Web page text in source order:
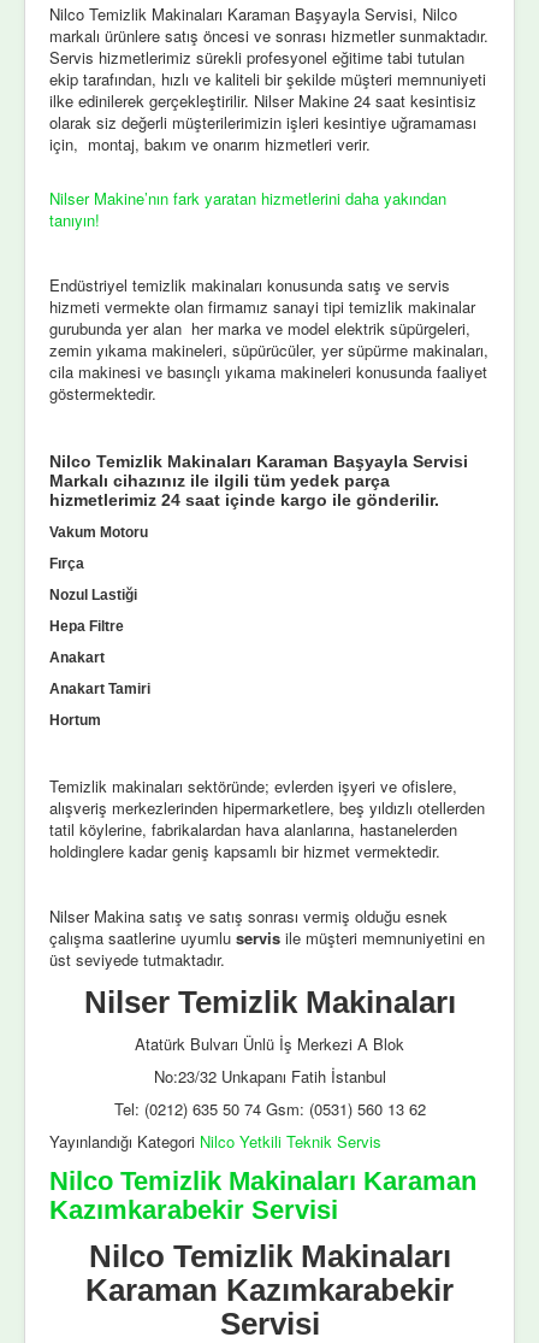
Nilco Temizlik Makinaları Karaman Başyayla Servisi, Nilco
markalı ürünlere satış öncesi ve sonrası hizmetler sunmaktadır.
Servis hizmetlerimiz sürekli profesyonel eğitime tabi tutulan
ekip tarafından, hızlı ve kaliteli bir şekilde müşteri memnuniyeti
ilke edinilerek gerçekleştirilir. Nilser Makine 24 saat kesintisiz
olarak siz değerli müşterilerimizin işleri kesintiye uğramaması
için, montaj, bakım ve onarım hizmetleri verir.
Nilser Makine’nın fark yaratan hizmetlerini daha yakından
tanıyın!
Endüstriyel temizlik makinaları konusunda satış ve servis
hizmeti vermekte olan firmamız sanayi tipi temizlik makinalar
gurubunda yer alan her marka ve model elektrik süpürgeleri,
zemin yıkama makineleri, süpürücüler, yer süpürme makinaları,
cila makinesi ve basınçlı yıkama makineleri konusunda faaliyet
göstermektedir.
Nilco Temizlik Makinaları Karaman Başyayla Servisi
Markalı cihazınız ile ilgili tüm yedek parça
hizmetlerimiz 24 saat içinde kargo ile gönderilir.
Vakum Motoru
Fırça
Nozul Lastiği
Hepa Filtre
Anakart
Anakart Tamiri
Hortum
Temizlik makinaları sektöründe; evlerden işyeri ve ofislere,
alışveriş merkezlerinden hipermarketlere, beş yıldızlı otellerden
tatil köylerine, fabrikalardan hava alanlarına, hastanelerden
holdinglere kadar geniş kapsamlı bir hizmet vermektedir.
Nilser Makina satış ve satış sonrası vermiş olduğu esnek
çalışma saatlerine uyumlu servis ile müşteri memnuniyetini en
üst seviyede tutmaktadır.
Nilser Temizlik Makinaları
Atatürk Bulvarı Ünlü İş Merkezi A Blok
No:23/32 Unkapanı Fatih İstanbul
Tel: (0212) 635 50 74 Gsm: (0531) 560 13 62
Yayınlandığı Kategori Nilco Yetkili Teknik Servis
Nilco Temizlik Makinaları Karaman
Kazımkarabekir Servisi
Nilco Temizlik Makinaları
Karaman Kazımkarabekir
Servisi